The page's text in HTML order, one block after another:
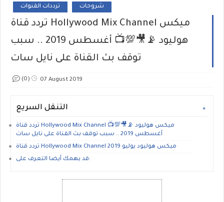
ترددات القنوات شروحات
تردد قناة Hollywood Mix Channel ميكس
هوليود 📡🎥💯📺 أغسطس 2019 .. سبب
توقف بث القناة على نايل سات
07 August 2019
(0)
التنقل السريع
تردد قناة Hollywood Mix Channel ميكس هوليود 📡🎥💯📺
أغسطس 2019 .. سبب توقف بث القناة على نايل سات
تردد قناة Hollywood Mix Channel ميكس هوليود يوليو 2019
قد يهمك أيضا التعرف على: